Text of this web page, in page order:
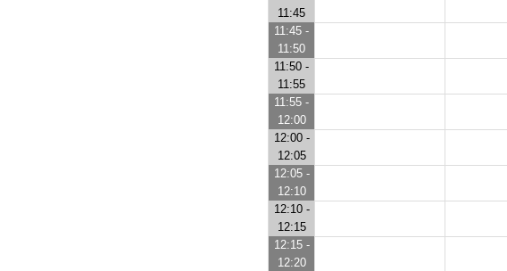
11:45
11:45 -
11:50
11:50 -
11:55
11:55 -
12:00
12:00 -
12:05
12:05 -
12:10
12:10 -
12:15
12:15 -
12:20